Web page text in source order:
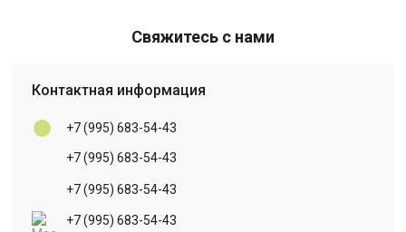
Свяжитесь с нами
Контактная информация
+7 (995) 683-54-43
+7 (995) 683-54-43
+7 (995) 683-54-43
+7 (995) 683-54-43